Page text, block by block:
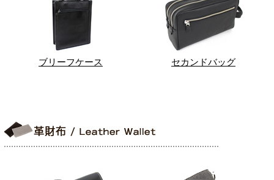
ブリーフケース セカンドバッグ